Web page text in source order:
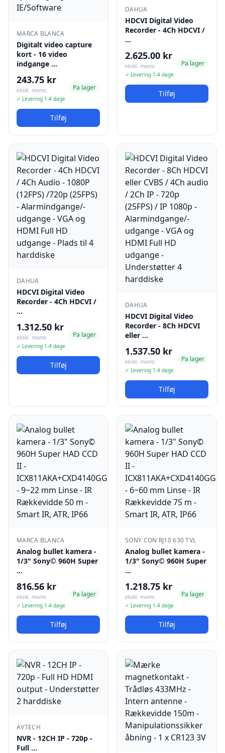
MARCA BLANCA
Digitalt video capture
kort - 16 video
indgange …
243.75 kr
ekskl. moms
✓ Levering 1-4 dage
Pa lager
Tilføj
DAHUA
HDCVI Digital Video
Recorder - 4Ch HDCVI /
…
2.625.00 kr
ekskl. moms
✓ Levering 1-4 dage
Pa lager
Tilføj
DAHUA
HDCVI Digital Video
Recorder - 4Ch HDCVI /
…
1.312.50 kr
ekskl. moms
✓ Levering 1-4 dage
Pa lager
Tilføj
DAHUA
HDCVI Digital Video
Recorder - 8Ch HDCVI
eller …
1.537.50 kr
ekskl. moms
✓ Levering 1-4 dage
Pa lager
Tilføj
MARCA BLANCA
Analog bullet kamera -
1/3" Sony© 960H Super
…
816.56 kr
ekskl. moms
✓ Levering 1-4 dage
Pa lager
Tilføj
SONY CON RJ10 630 TVL
Analog bullet kamera -
1/3" Sony© 960H Super
…
1.218.75 kr
ekskl. moms
✓ Levering 1-4 dage
Pa lager
Tilføj
AVTECH
NVR - 12CH IP - 720p -
Full …